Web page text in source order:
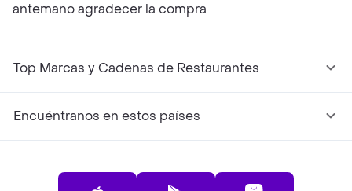
antemano agradecer la compra
Top Marcas y Cadenas de Restaurantes
Encuéntranos en estos países